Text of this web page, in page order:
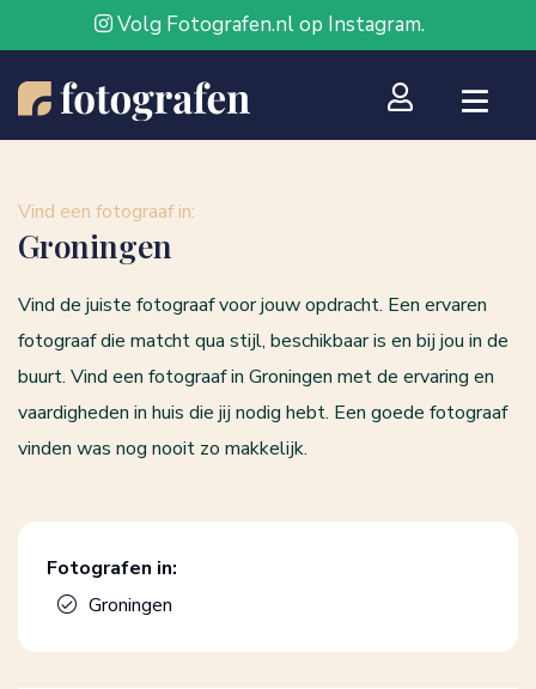
Volg Fotografen.nl op Instagram.
Vind een fotograaf in:
Groningen
Vind de juiste fotograaf voor jouw opdracht. Een ervaren
fotograaf die matcht qua stijl, beschikbaar is en bij jou in de
buurt. Vind een fotograaf in Groningen met de ervaring en
vaardigheden in huis die jij nodig hebt. Een goede fotograaf
vinden was nog nooit zo makkelijk.
Fotografen in:
Groningen